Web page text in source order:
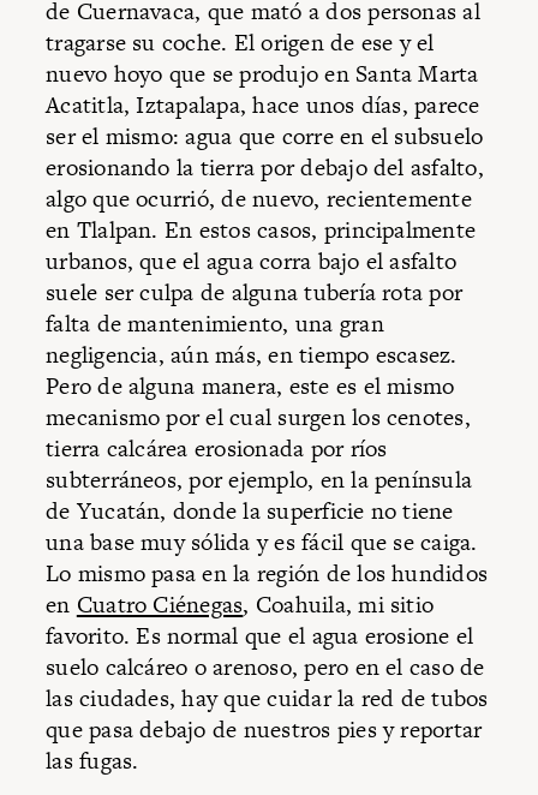
de Cuernavaca, que mató a dos personas al
tragarse su coche. El origen de ese y el
nuevo hoyo que se produjo en Santa Marta
Acatitla, Iztapalapa, hace unos días, parece
ser el mismo: agua que corre en el subsuelo
erosionando la tierra por debajo del asfalto,
algo que ocurrió, de nuevo, recientemente
en Tlalpan. En estos casos, principalmente
urbanos, que el agua corra bajo el asfalto
suele ser culpa de alguna tubería rota por
falta de mantenimiento, una gran
negligencia, aún más, en tiempo escasez.
Pero de alguna manera, este es el mismo
mecanismo por el cual surgen los cenotes,
tierra calcárea erosionada por ríos
subterráneos, por ejemplo, en la península
de Yucatán, donde la superficie no tiene
una base muy sólida y es fácil que se caiga.
Lo mismo pasa en la región de los hundidos
en Cuatro Ciénegas, Coahuila, mi sitio
favorito. Es normal que el agua erosione el
suelo calcáreo o arenoso, pero en el caso de
las ciudades, hay que cuidar la red de tubos
que pasa debajo de nuestros pies y reportar
las fugas.